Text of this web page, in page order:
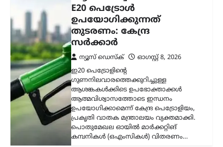
കേരളം, ട്രെൻഡിംഗ്
ലേറ്റസ്റ്റ് ന്യൂസ്
‘കേരളത്തിൽ ബിജെപി
അല്ല, പക്ഷേ
ബിജെപിക്കായി
ഭരിക്കുന്നത് യുഡിഎഫ്’;
സതീശനെതിരെ എം.വി.
ഗോവിന്ദൻ
ന്യൂസ് ഡെസ്ക്
ഓഗസ്റ്റ്‌ 8, 2026
കേരളത്തിൽ ബിജെപി
അധികാരത്തിലില്ലെങ്കിലും വി.ഡി.
സതീശന്റെ നേതൃത്വത്തിലുള്ള യുഡിഎഫ്
സർക്കാർ ബിജെപിയുടെ രാഷ്ട്രീയ